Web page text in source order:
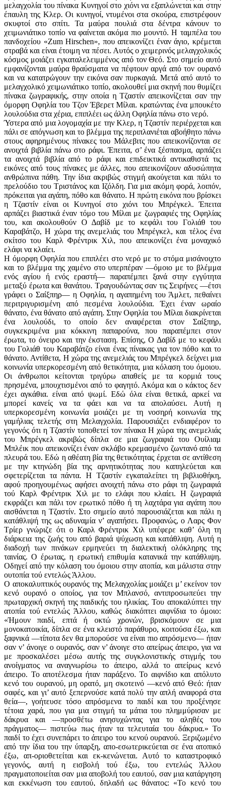
μελαγχολία του πίνακα Κυνηγοί στο χιόνι να εξαπλώνεται και στην
έπαυλη της Κλερ. Οι κυνηγοί, ντυμένοι στα σκούρα, επιστρέφουν
σκυφτοί στο σπίτι. Τα μαύρα πουλιά στα δέντρα κάνουν το
χειμωνιάτικο τοπίο να φαίνεται ακόμα πιο μουντό. Η ταμπέλα του
πανδοχείου «Zum Hirschen», που απεικονίζει έναν άγιο, κρέμεται
στραβά και είναι έτοιμη να πέσει. Αυτός ο χειμερινός μελαγχολικός
κόσμος μοιάζει εγκαταλελειμμένος από τον Θεό. Στο σημείο αυτό
εμφανίζονται μαύρα θραύσματα να πέφτουν αργά από τον ουρανό
και να κατατρώγουν την εικόνα σαν πυρκαγιά. Μετά από αυτό το
μελαγχολικό χειμωνιάτικο τοπίο, ακολουθεί μια σκηνή που θυμίζει
πίνακα ζωγραφικής, στην οποία η Τζαστίν απεικονίζεται σαν την
όμορφη Οφηλία του Τζον Έβερετ Μίλαι. κρατώντας ένα μπουκέτο
λουλούδια στα χέρια, επιπλέει ως άλλη Οφηλία πάνω στο νερό.
Ύστερα από μια λογομαχία με την Κλερ, η Τζαστίν περιέρχεται και
πάλι σε απόγνωση και το βλέμμα της περιπλανιέται αβοήθητο πάνω
στους αφηρημένους πίνακες του Μάλεβιτς που απεικονίζονται σε
ανοιχτά βιβλία πάνω στο ράφι. Έπειτα, σ’ ένα ξέσπασμα, αρπάζει
τα ανοιχτά βιβλία από το ράφι και επιδεικτικά αντικαθιστά τις
εικόνες από τους πίνακες με άλλες, που απεικονίζουν αδυσώπητα
ανθρώπινα πάθη. Την ίδια ακριβώς στιγμή ακούγεται και πάλι το
πρελούδιο του Τριστάνος και Ιζόλδη. Για μια ακόμη φορά, λοιπόν,
πρόκειται για αγάπη, πόθο και θάνατο. Η πρώτη εικόνα που βρίσκει
η Τζαστίν είναι οι Κυνηγοί στο χιόνι του Μπρέγκελ. Έπειτα
αρπάζει βιαστικά έναν τόμο του Μίλαι με ζωγραφιές της Οφηλίας
του, και ακολουθούν Ο Δαβίδ με το κεφάλι του Γολιάθ του
Καραβάτζο, Η χώρα της ανεμελιάς του Μπρέγκελ, και τέλος ένα
σκίτσο του Καρλ Φρέντρικ Χιλ, που απεικονίζει ένα μοναχικό
ελάφι να κλαίει.
Η όμορφη Οφηλία που επιπλέει στο νερό με το στόμα μισάνοιχτο
και το βλέμμα της χαμένο στο υπερπέραν —όμοιο με το βλέμμα
ενός ­αγίου ή ενός εραστή— παραπέμπει ξανά στην εγγύτητα
μεταξύ έρωτα και θανάτου. Τραγουδώντας σαν τις Σειρήνες —έτσι
γράφει ο Σαίξπηρ— η Οφηλία, η αγαπημένη του Άμλετ, πεθαίνει
περιτριγυρισμένη από πεσμένα λουλούδια. Έχει έναν ωραίο
θάνατο, ένα θάνατο από αγάπη. Στην Οφηλία του Μίλαι διακρίνεται
ένα λουλούδι, το οποίο δεν αναφέρεται στον Σαίξπηρ,
συγκεκριμένα μια κόκκινη παπαρούνα, που παραπέμπει στον
έρωτα, το όνειρο και την έκσταση. Επίσης, Ο Δαβίδ με το κεφάλι
του Γολιάθ του Καραβάτζο είναι ένας πίνακας για τον πόθο και το
θάνατο. Αντίθετα, Η χώρα της ανεμελιάς του Μπρέγκελ δείχνει μια
κοινωνία υπερκορεσμένη από θετικότητα, μια κόλαση του ­όμοιου.
Οι άνθρωποι κείτονται τριγύρω απαθείς με τα κορμιά τους
πρησμένα, μπουχτισμένοι από το φαγητό. Ακόμα και ο κάκτος δεν
έχει αγκάθια. είναι από ψωμί. Εδώ όλα είναι θετικά, αρκεί να
μπορεί κανείς να τα φάει και να τα απολαύσει. Αυτή η
υπερκορεσμένη κοινωνία μοιάζει με τη νοσηρή κοινωνία της
γαμήλιας τελετής στη Μελαγχολία. Παρουσιάζει ενδιαφέρον το
γεγονός ότι η Τζαστίν τοποθετεί τον πίνακα Η χώρα της ανεμελιάς
του Μπρέγκελ ακριβώς δίπλα σε μια ζωγραφιά του Ουίλιαμ
Μπλέικ που απεικονίζει έναν σκλάβο κρεμασμένο ζωντανό από τα
πλευρά του. Εδώ η αθέατη βία της θετικότητας έρχεται σε αντίθεση
με την κτηνώδη βία της αρνητικότητας που καπηλεύεται και
σφετερίζεται τα πάντα. Η Τζαστίν εγκαταλείπει τη βιβλιοθήκη,
αφού προηγουμένως αφήσει ανοιχτή πάνω στο ράφι τη ζωγραφιά
τού Καρλ Φρέντρικ Χιλ με το ελάφι που κλαίει. Η ζωγραφιά
εκφράζει και πάλι τον ερωτικό πόθο ή τη λαχτάρα για αγάπη που
αισθάνεται η Τζαστίν. Στο σημείο αυτό παρουσιάζεται και πάλι η
κατάθλιψή της ως αδυναμία ν’ αγαπήσει. Προφανώς, ο Λαρς Φον
Τρίερ γνώριζε ότι ο Καρλ Φρέντρικ Χιλ υπέφερε καθ’ όλη τη
διάρκεια της ζωής του από βαριά ψύχωση και κατάθλιψη. Αυτή η
διαδοχή των πινάκων ερμηνεύει τη διαλεκτική ολόκληρης της
ταινίας. Ο έρωτας, η ερωτική επιθυμία κατανικά την κατάθλιψη.
Οδηγεί από την κόλαση του όμοιου στην ατοπία, και μάλιστα στην
ουτοπία τού εντελώς Άλλου.
Ο αποκαλυπτικός ουρανός της Μελαγχολίας μοιάζει μ’ εκείνον τον
κενό ουρανό ο οποίος, για τον Μπλανσό, αντιπροσωπεύει την
πρωταρχική σκηνή της παιδικής του ηλικίας. Του αποκαλύπτει την
ατοπία τού εντελώς Άλλου, καθώς διακόπτει αιφνίδια το όμοιο:
«Ήμουν παιδί, επτά ή οκτώ χρονών, βρισκόμουν σε μια
μονοκατοικία, δίπλα σε ένα κλειστό παράθυρο, κοιτούσα έξω, και
ξαφνικά —τίποτα δεν θα μπορούσε να είναι πιο απρόσμενο— ήταν
σαν ν’ άνοιγε ο ουρανός, σαν ν’ άνοιγε στο απείρως άπειρο, για να
με προσκαλέσει μέσω αυτής της συγκλονιστικής στιγμής του
ανοίγματος να αναγνωρίσω το άπειρο, αλλά το απείρως κενό
άπειρο. Το αποτέλεσμα ήταν παράξενο. Το αιφνίδιο και απόλυτο
κενό του ουρανού, μη ορατό, μη σκοτεινό —κενό από Θεό: ήταν
σαφές, και γι’ αυτό ξεπερνούσε κατά πολύ την απλή αναφορά στα
θεία—, γοήτευσε τόσο απρόσμενα το παιδί και του προξένησε
τέτοια χαρά, που για μια στιγμή τα μάτια του πλημμύρισαν με
δάκρυα και —προσθέτω ανησυχώντας για το αληθές του
πράγματος— πιστεύω πως ήταν τα τελευταία του δάκρυα.» Το
παιδί το έχει συνεπάρει το άπειρο του κενού ουρανού. Ξεριζωμένο
από την ίδια του την ύπαρξη, απο-εσωτερικεύεται σε ένα ατοπικό
έξω, απ-οριοθετείται και εκ-κενώνεται. Αυτό το καταστροφικό
γεγονός, αυτή η εισβολή τού έξω, του εντελώς Άλλου
πραγματοποιείται σαν μια αποβολή του εαυτού, σαν μια κατάργηση
και εκκένωση του εαυτού, δηλαδή ως θάνατος: «Το κενό του